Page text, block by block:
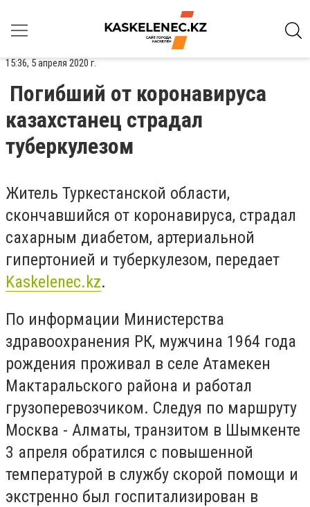
15:36, 5 апреля 2020 г.
Погибший от коронавируса
казахстанец страдал
туберкулезом
Житель Туркестанской области,
скончавшийся от коронавируса, страдал
сахарным диабетом, артериальной
гипертонией и туберкулезом, передает
Kaskelenec.kz.
По информации Министерства
здравоохранения РК, мужчина 1964 года
рождения проживал в селе Атамекен
Мактаральского района и работал
грузоперевозчиком. Следуя по маршруту
Москва - Алматы, транзитом в Шымкенте
3 апреля обратился с повышенной
температурой в службу скорой помощи и
экстренно был госпитализирован в